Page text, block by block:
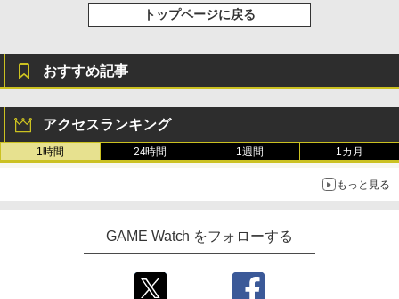
トップページに戻る
おすすめ記事
アクセスランキング
1時間 24時間 1週間 1カ月
もっと見る
GAME Watch をフォローする